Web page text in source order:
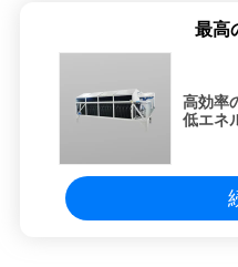
最高
高効率
低エネ